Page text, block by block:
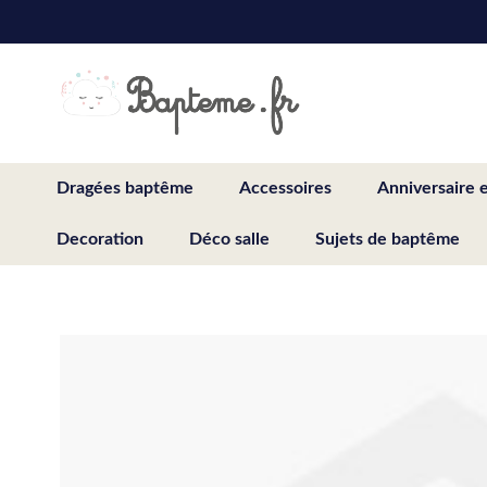
to
Dragées baptême Accessoires Anniversaire
Decoration Déco salle Sujets de baptême